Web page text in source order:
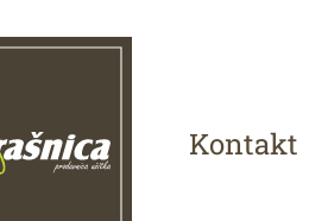
Kontakt